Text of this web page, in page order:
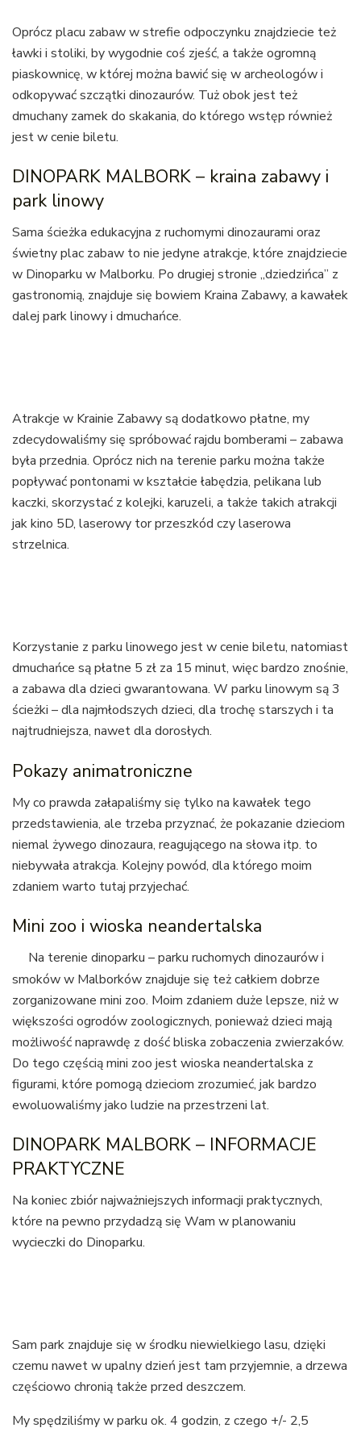
Oprócz placu zabaw w strefie odpoczynku znajdziecie też
ławki i stoliki, by wygodnie coś zjeść, a także ogromną
piaskownicę, w której można bawić się w archeologów i
odkopywać szczątki dinozaurów. Tuż obok jest też
dmuchany zamek do skakania, do którego wstęp również
jest w cenie biletu.
DINOPARK MALBORK – kraina zabawy i
park linowy
Sama ścieżka edukacyjna z ruchomymi dinozaurami oraz
świetny plac zabaw to nie jedyne atrakcje, które znajdziecie
w Dinoparku w Malborku. Po drugiej stronie „dziedzińca” z
gastronomią, znajduje się bowiem Kraina Zabawy, a kawałek
dalej park linowy i dmuchańce.
Atrakcje w Krainie Zabawy są dodatkowo płatne, my
zdecydowaliśmy się spróbować rajdu bomberami – zabawa
była przednia. Oprócz nich na terenie parku można także
popływać pontonami w kształcie łabędzia, pelikana lub
kaczki, skorzystać z kolejki, karuzeli, a także takich atrakcji
jak kino 5D, laserowy tor przeszkód czy laserowa
strzelnica.
Korzystanie z parku linowego jest w cenie biletu, natomiast
dmuchańce są płatne 5 zł za 15 minut, więc bardzo znośnie,
a zabawa dla dzieci gwarantowana. W parku linowym są 3
ścieżki – dla najmłodszych dzieci, dla trochę starszych i ta
najtrudniejsza, nawet dla dorosłych.
Pokazy animatroniczne
My co prawda załapaliśmy się tylko na kawałek tego
przedstawienia, ale trzeba przyznać, że pokazanie dzieciom
niemal żywego dinozaura, reagującego na słowa itp. to
niebywała atrakcja. Kolejny powód, dla którego moim
zdaniem warto tutaj przyjechać.
Mini zoo i wioska neandertalska
Na terenie dinoparku – parku ruchomych dinozaurów i
smoków w Malborków znajduje się też całkiem dobrze
zorganizowane mini zoo. Moim zdaniem duże lepsze, niż w
większości ogrodów zoologicznych, ponieważ dzieci mają
możliwość naprawdę z dość bliska zobaczenia zwierzaków.
Do tego częścią mini zoo jest wioska neandertalska z
figurami, które pomogą dzieciom zrozumieć, jak bardzo
ewoluowaliśmy jako ludzie na przestrzeni lat.
DINOPARK MALBORK – INFORMACJE
PRAKTYCZNE
Na koniec zbiór najważniejszych informacji praktycznych,
które na pewno przydadzą się Wam w planowaniu
wycieczki do Dinoparku.
Sam park znajduje się w środku niewielkiego lasu, dzięki
czemu nawet w upalny dzień jest tam przyjemnie, a drzewa
częściowo chronią także przed deszczem.
My spędziliśmy w parku ok. 4 godzin, z czego +/- 2,5